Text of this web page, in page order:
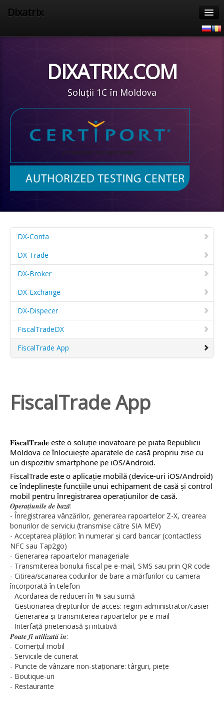
Dixatrix
Suport
Materiale informative
Contacte
CertiPort
DIXATRIX.COM
Soluții 1C în Moldova
DX-Conta
DX-Trade
DX-Broker
DX-Exchange
DX-Dispecer
FiscalTradeDX
FiscalTrade App
FiscalTrade App
𝐅𝐢𝐬𝐜𝐚𝐥𝐓𝐫𝐚𝐝𝐞 este o soluție inovatoare pe piata Republicii
Moldova ce înlocuiește aparatele de casă propriu zise cu
un dispozitiv smartphone pe iOS/Android.
FiscalTrade este o aplicație mobilă (device-uri iOS/Android)
ce îndeplinește funcțiile unui echipament de casă și control
mobil pentru înregistrarea operațiunilor de casă.
𝑶𝒑𝒆𝒓𝒂𝒕̗𝒊𝒖𝒏𝒊𝒍𝒆 𝒅𝒆 𝒃𝒂𝒛𝒂̆:
- Înregistrarea vânzărilor, generarea rapoartelor Z-X, crearea
bonurilor de serviciu (transmise către SIA MEV)
- Acceptarea plăților: în numerar și card bancar (contactless
NFC sau Tap2go)
- Generarea rapoartelor manageriale
- Transmiterea bonului fiscal pe e-mail, SMS sau prin QR code
- Citirea/scanarea codurilor de bare a mărfurilor cu camera
încorporată în telefon
- Acordarea de reduceri în % sau sumă
- Gestionarea drepturilor de acces: regim administrator/casier
- Generarea și transmiterea rapoartelor pe e-mail
- Interfață prietenoasă și intuitivă
𝑷𝒐𝒂𝒕𝒆 𝒇𝒊 𝒖𝒕𝒊𝒍𝒊𝒛𝒂𝒕𝒂̆ 𝒊𝒏:
- Comerțul mobil
- Serviciile de curierat
- Puncte de vânzare non-staționare: târguri, piețe
- Boutique-uri
- Restaurante